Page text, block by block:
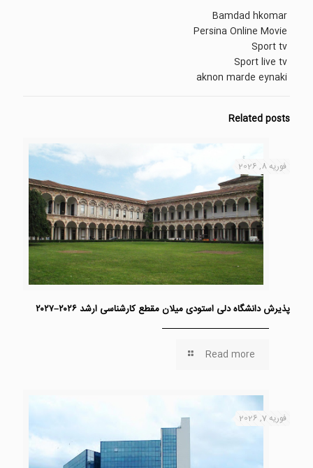
Bamdad hkomar
Persina Online Movie
Sport tv
Sport live tv
aknon marde eynaki
Related posts
فوریه 8, 2026
پذیرش دانشگاه دلی استودی میلان مقطع کارشناسی ارشد ۲۰۲۶–۲۰۲۷
Read more
فوریه 7, 2026